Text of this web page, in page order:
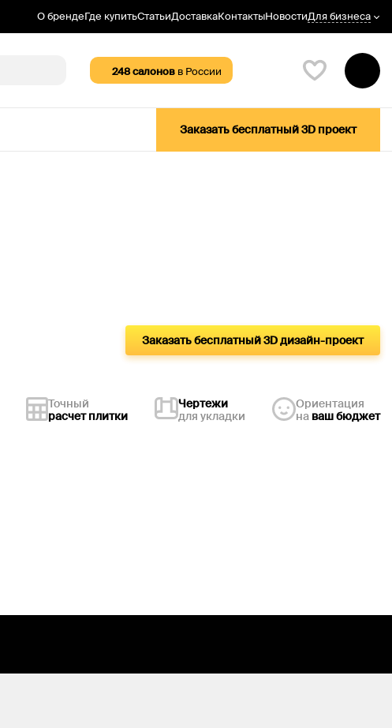
О брендеГде купитьСтатьиДоставкаКонтактыНовостиДля бизнеса
248салонов в России
Заказать бесплатный 3D проект
Заказать бесплатный 3D дизайн-проект
Точный
расчет плитки
Чертежи
для укладки
Ориентация
на ваш бюджет